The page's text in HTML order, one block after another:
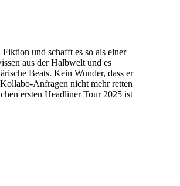
und schafft es so als einer
aus der Halbwelt und es
Beats. Kein Wunder, dass er
Anfragen nicht mehr retten
ersten Headliner Tour 2025 ist